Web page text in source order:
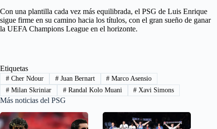
Con una plantilla cada vez más equilibrada, el PSG de Luis Enrique
sigue firme en su camino hacia los títulos, con el gran sueño de ganar
la UEFA Champions League en el horizonte.
Etiquetas
#Cher Ndour #Juan Bernart # Marco Asensio
#Milan Skriniar #Randal Kolo Muani # Xavi Simons
Más noticias del PSG